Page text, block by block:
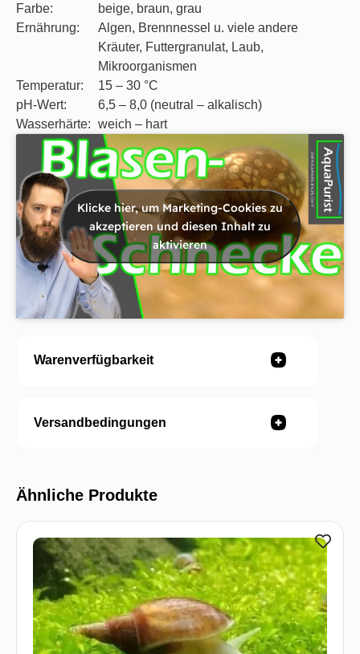
Farbe:
beige, braun, grau
Ernährung:
Algen, Brennnessel u. viele andere
Kräuter, Futtergranulat, Laub,
Mikroorganismen
Temperatur:
15 – 30 °C
pH-Wert:
6,5 – 8,0 (neutral – alkalisch)
Wasserhärte: weich – hart
Klicke hier, um Marketing-Cookies zu
akzeptieren und diesen Inhalt zu
aktivieren
Warenverfügbarkeit
Versandbedingungen
Ähnliche Produkte